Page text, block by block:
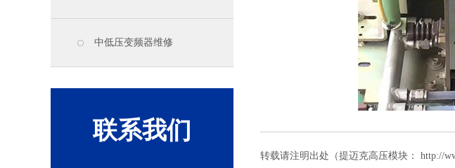
中低压变频器维修
联系我们
转载请注明出处（提迈克高压模块： http://